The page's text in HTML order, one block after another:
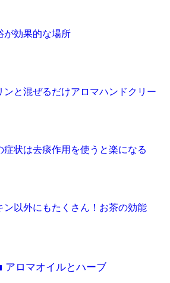
が効果的な場所
ンと混ぜるだけアロマハンドクリー
症状は去痰作用を使うと楽になる
ン以外にもたくさん！お茶の効能
アロマオイルとハーブ